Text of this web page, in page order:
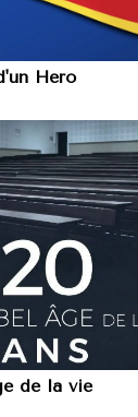
Hero
de la vie